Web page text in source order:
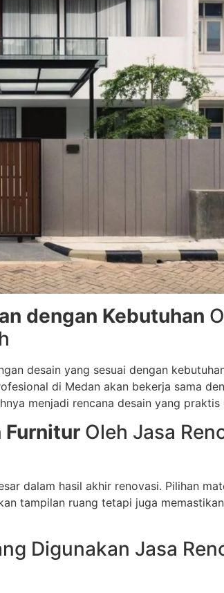
dengan Kebutuhan
desain yang sesuai dengan
di Medan akan bekerja sama
menjadi rencana desain yang praktis
Furnitur Oleh Jasa
dalam hasil akhir renovasi. Pilihan
tampilan ruang tetapi juga
Digunakan Jasa